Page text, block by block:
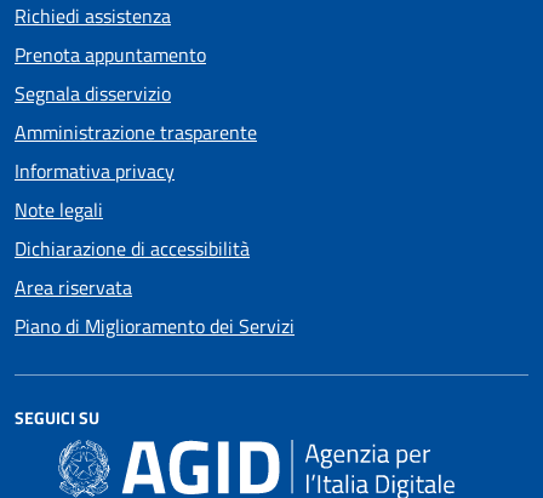
Richiedi assistenza
Prenota appuntamento
Segnala disservizio
Amministrazione trasparente
Informativa privacy
Note legali
Dichiarazione di accessibilità
Area riservata
Piano di Miglioramento dei Servizi
SEGUICI SU